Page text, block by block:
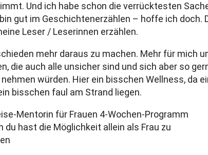
Und ich habe schon die verrücktesten
gut im Geschichtenerzählen – hoffe ich doch.
Leser / Leserinnen erzählen.
mehr daraus zu machen. Mehr für mich
die auch alle unsicher sind und sich aber so
würden. Hier ein bisschen Wellness, da
bisschen faul am Strand liegen.
du hast die Möglichkeit allein als Frau zu